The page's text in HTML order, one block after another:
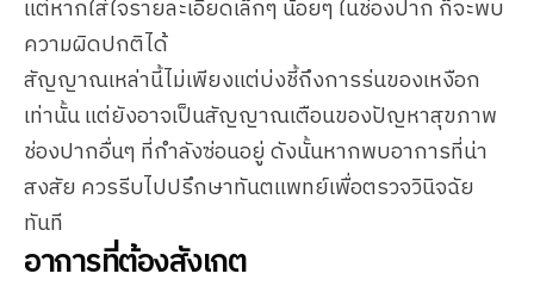
แต่หากใส่ใจรายละเอียดเล็กๆ น้อยๆ ในช่องปาก ก็จะพบ
ความผิดปกติได้
สัญญาณเหล่านี้ไม่เพียงแต่บ่งชี้ถึงการร่นของเหงือก
เท่านั้น แต่ยังอาจเป็นสัญญาณเตือนของปัญหาสุขภาพ
ช่องปากอื่นๆ ที่กำลังซ่อนอยู่ ดังนั้นหากพบอาการที่น่า
สงสัย ควรรีบไปปรึกษาทันตแพทย์เพื่อตรวจวินิจฉัย
ทันที
อาการที่ต้องสังเกต